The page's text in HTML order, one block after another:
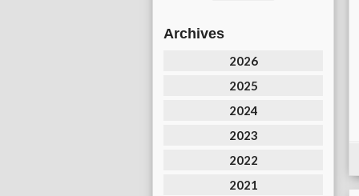
Archives
2026
2025
2024
2023
2022
2021